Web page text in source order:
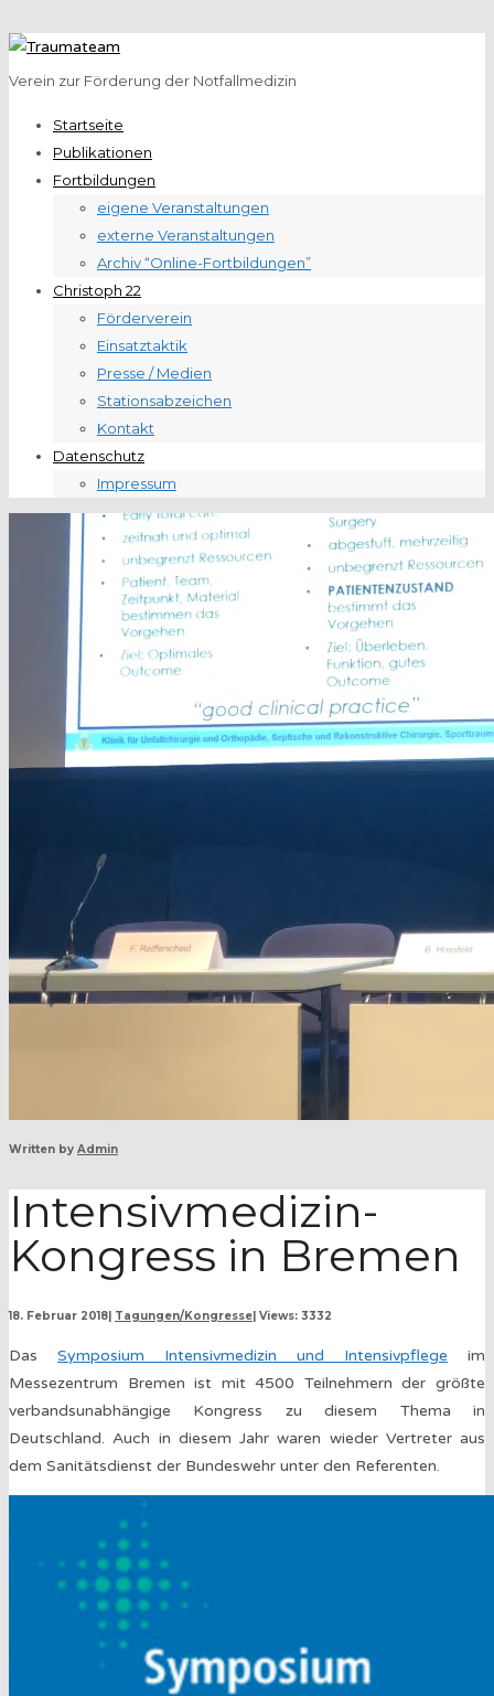
Verein zur Förderung der Notfallmedizin
Startseite
Publikationen
Fortbildungen
eigene Veranstaltungen
externe Veranstaltungen
Archiv “Online-Fortbildungen”
Christoph 22
Förderverein
Einsatztaktik
Presse / Medien
Stationsabzeichen
Kontakt
Datenschutz
Impressum
Written by Admin
Intensivmedizin-
Kongress in Bremen
18. Februar 2018 Tagungen/Kongresse Views: 3332
Das Symposium Intensivmedizin und Intensivpflege im
Messezentrum Bremen ist mit 4500 Teilnehmern der größte
verbandsunabhängige Kongress zu diesem Thema in
Deutschland. Auch in diesem Jahr waren wieder Vertreter aus
dem Sanitätsdienst der Bundeswehr unter den Referenten.